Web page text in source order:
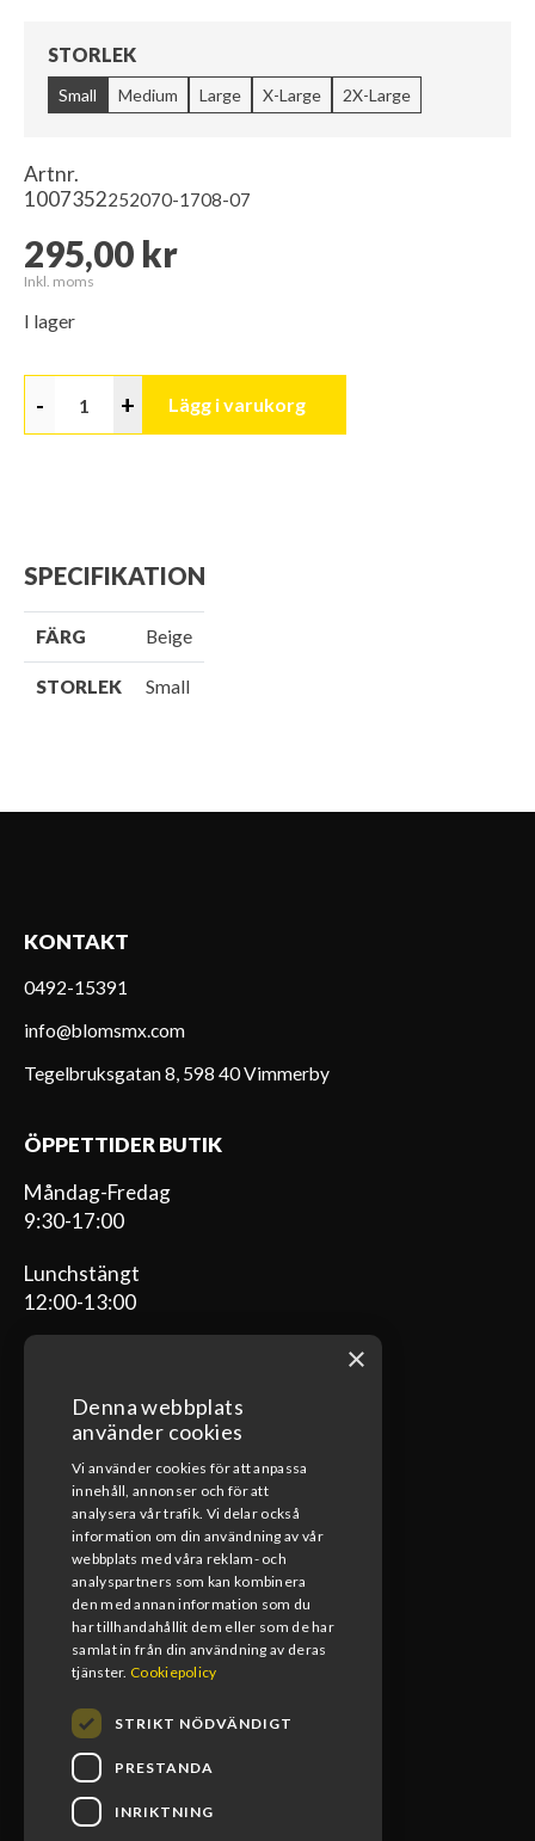
STORLEK
Small Medium Large X-Large 2X-Large
Artnr.
1007352252070-1708-07
295,00 kr
Inkl. moms
I lager
- + Lägg i varukorg
SPECIFIKATION
FÄRG Beige
STORLEK Small
KONTAKT
0492-15391
info@blomsmx.com
Tegelbruksgatan 8, 598 40 Vimmerby
ÖPPETTIDER BUTIK
Måndag-Fredag
9:30-17:00
Lunchstängt
12:00-13:00
ÖPPETTIDER VERKSTAD
Måndag-Fredag
08:00-17:00
Lunchstängt
12:00-13:00
×
Denna webbplats
använder cookies
Vi använder cookies för att anpassa
innehåll, annonser och för att
analysera vår trafik. Vi delar också
information om din användning av vår
webbplats med våra reklam- och
analyspartners som kan kombinera
den med annan information som du
har tillhandahållit dem eller som de har
samlat in från din användning av deras
tjänster. Cookiepolicy
STRIKT NÖDVÄNDIGT
PRESTANDA
INRIKTNING